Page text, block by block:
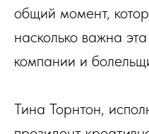
общий момент,
насколько важна
компании и
Тина Торнтон,